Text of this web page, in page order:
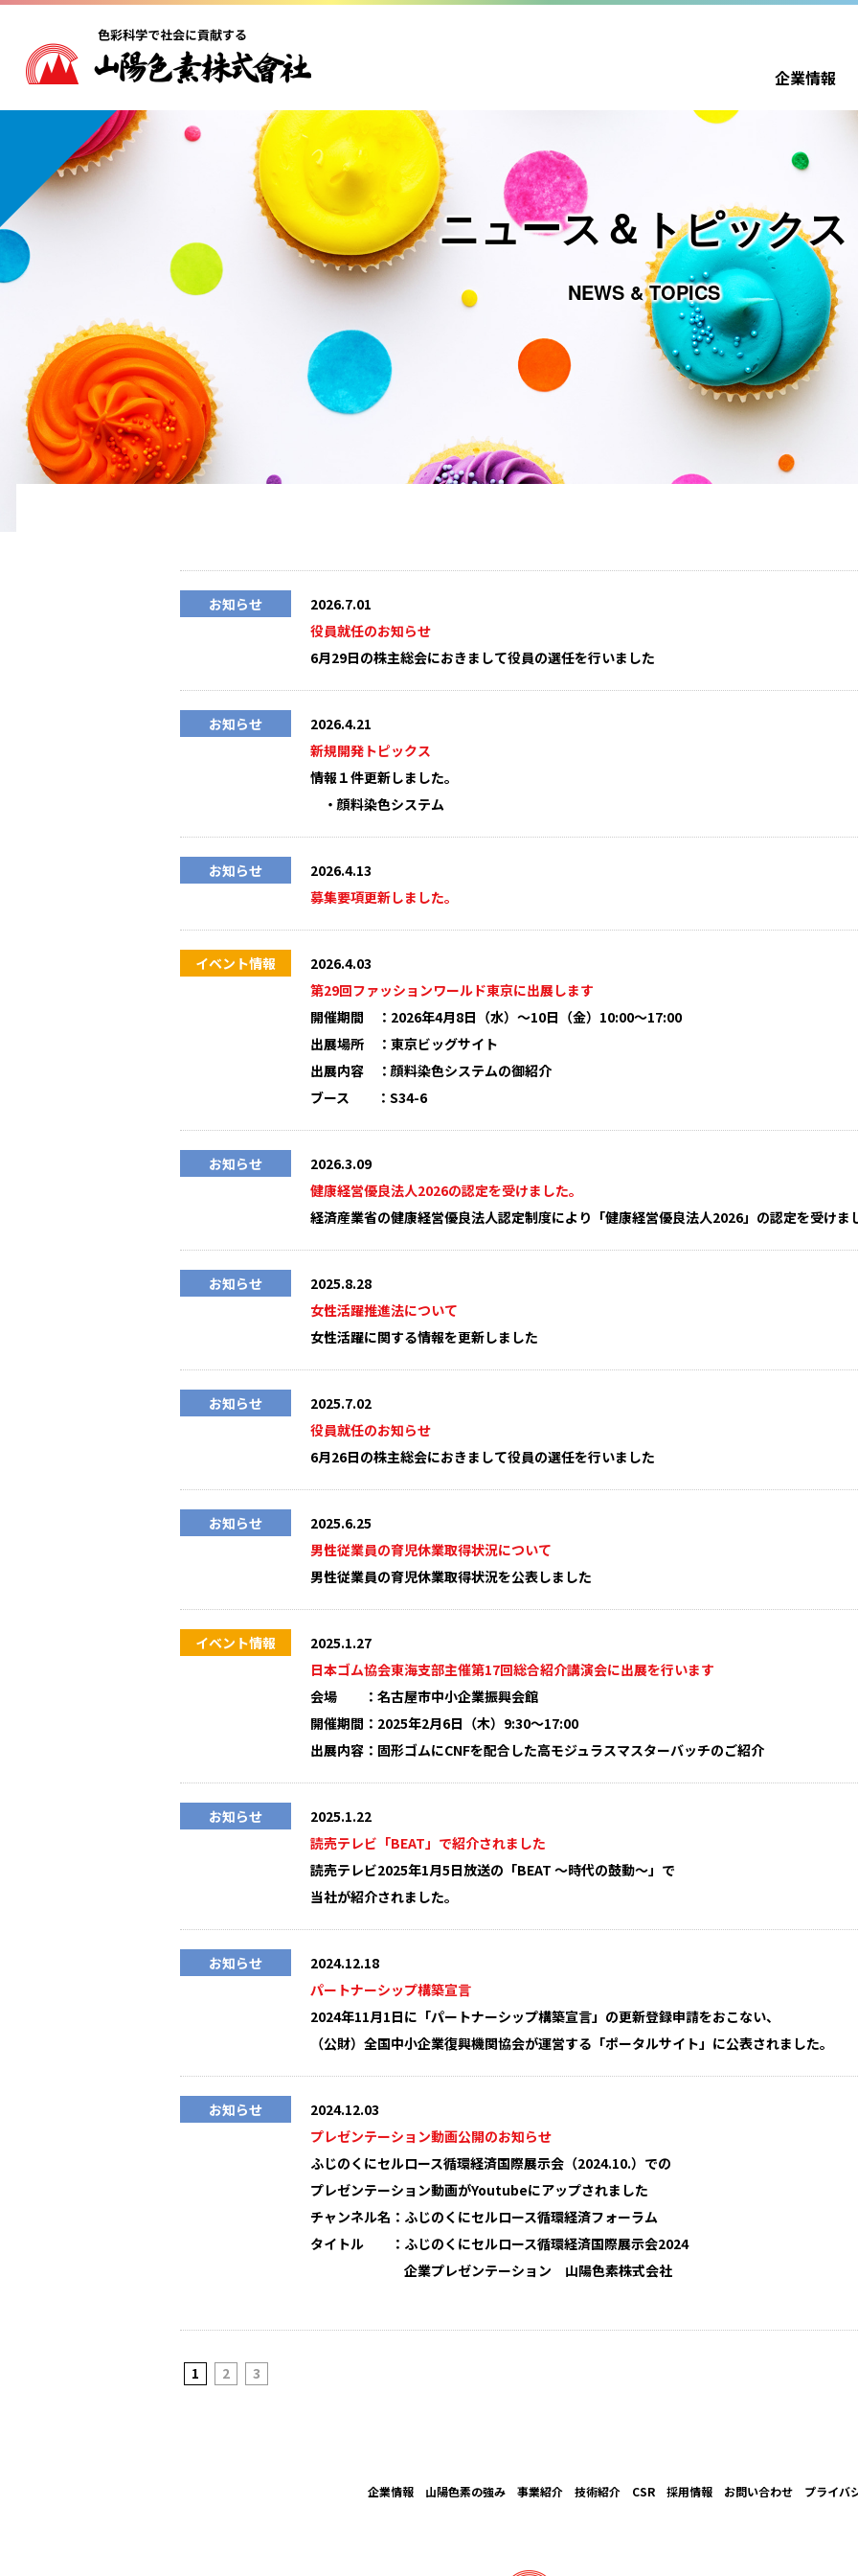
企業情報
ニュース＆トピックス
NEWS & TOPICS
お知らせ
2026.7.01
役員就任のお知らせ
6月29日の株主総会におきまして役員の選任を行いました
お知らせ
2026.4.21
新規開発トピックス
情報１件更新しました。
・顔料染色システム
お知らせ
2026.4.13
募集要項更新しました。
イベント情報
2026.4.03
第29回ファッションワールド東京に出展します
開催期間 ：2026年4月8日（水）～10日（金）10:00～17:00
出展場所 ：東京ビッグサイト
出展内容 ：顔料染色システムの御紹介
ブース ：S34-6
お知らせ
2026.3.09
健康経営優良法人2026の認定を受けました。
経済産業省の健康経営優良法人認定制度により「健康経営優良法人2026」の認定を受けま
お知らせ
2025.8.28
女性活躍推進法について
女性活躍に関する情報を更新しました
お知らせ
2025.7.02
役員就任のお知らせ
6月26日の株主総会におきまして役員の選任を行いました
お知らせ
2025.6.25
男性従業員の育児休業取得状況について
男性従業員の育児休業取得状況を公表しました
イベント情報
2025.1.27
日本ゴム協会東海支部主催第17回総合紹介講演会に出展を行います
会場 ：名古屋市中小企業振興会館
開催期間：2025年2月6日（木）9:30～17:00
出展内容：固形ゴムにCNFを配合した高モジュラスマスターバッチのご紹介
お知らせ
2025.1.22
読売テレビ「BEAT」で紹介されました
読売テレビ2025年1月5日放送の「BEAT ～時代の鼓動～」で
当社が紹介されました。
お知らせ
2024.12.18
パートナーシップ構築宣言
2024年11月1日に「パートナーシップ構築宣言」の更新登録申請をおこない、
（公財）全国中小企業復興機関協会が運営する「ポータルサイト」に公表されました。
お知らせ
2024.12.03
プレゼンテーション動画公開のお知らせ
ふじのくにセルロース循環経済国際展示会（2024.10.）での
プレゼンテーション動画がYoutubeにアップされました
チャンネル名：ふじのくにセルロース循環経済フォーラム
タイトル ：ふじのくにセルロース循環経済国際展示会2024
企業プレゼンテーション 山陽色素株式会社
1 2 3
企業情報 山陽色素の強み 事業紹介 技術紹介 CSR 採用情報 お問い合わせ プライバ